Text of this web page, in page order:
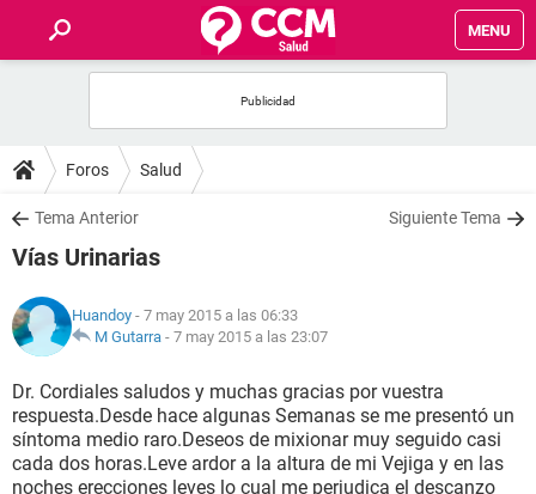
MENU
FOROS
SALUD
NUTRICIÓN
BIENESTAR
SEXUALIDAD
Foros Salud
Tema Anterior Siguiente Tema
Vías Urinarias
Huandoy - 7 may 2015 a las 06:33
M Gutarra - 7 may 2015 a las 23:07
Dr. Cordiales saludos y muchas gracias por vuestra
respuesta.Desde hace algunas Semanas se me presentó un
síntoma medio raro.Deseos de mixionar muy seguido casi
cada dos horas.Leve ardor a la altura de mi Vejiga y en las
noches erecciones leves lo cual me perjudica el descanzo